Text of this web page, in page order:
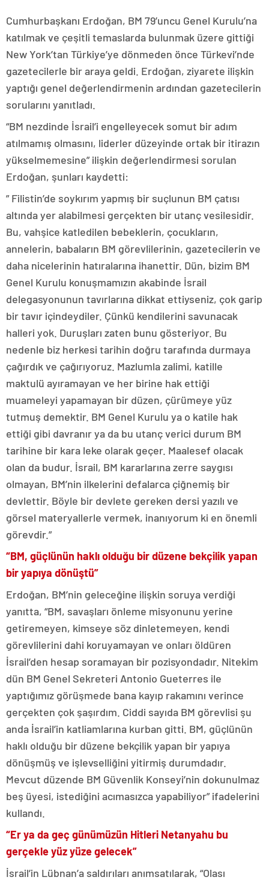
Cumhurbaşkanı Erdoğan, BM 79’uncu Genel Kurulu’na
katılmak ve çeşitli temaslarda bulunmak üzere gittiği
New York’tan Türkiye’ye dönmeden önce Türkevi’nde
gazetecilerle bir araya geldi. Erdoğan, ziyarete ilişkin
yaptığı genel değerlendirmenin ardından gazetecilerin
sorularını yanıtladı.
“BM nezdinde İsrail’i engelleyecek somut bir adım
atılmamış olmasını, liderler düzeyinde ortak bir itirazın
yükselmemesine” ilişkin değerlendirmesi sorulan
Erdoğan, şunları kaydetti:
” Filistin’de soykırım yapmış bir suçlunun BM çatısı
altında yer alabilmesi gerçekten bir utanç vesilesidir.
Bu, vahşice katledilen bebeklerin, çocukların,
annelerin, babaların BM görevlilerinin, gazetecilerin ve
daha nicelerinin hatıralarına ihanettir. Dün, bizim BM
Genel Kurulu konuşmamızın akabinde İsrail
delegasyonunun tavırlarına dikkat ettiyseniz, çok garip
bir tavır içindeydiler. Çünkü kendilerini savunacak
halleri yok. Duruşları zaten bunu gösteriyor. Bu
nedenle biz herkesi tarihin doğru tarafında durmaya
çağırdık ve çağırıyoruz. Mazlumla zalimi, katille
maktulü ayıramayan ve her birine hak ettiği
muameleyi yapamayan bir düzen, çürümeye yüz
tutmuş demektir. BM Genel Kurulu ya o katile hak
ettiği gibi davranır ya da bu utanç verici durum BM
tarihine bir kara leke olarak geçer. Maalesef olacak
olan da budur. İsrail, BM kararlarına zerre saygısı
olmayan, BM’nin ilkelerini defalarca çiğnemiş bir
devlettir. Böyle bir devlete gereken dersi yazılı ve
görsel materyallerle vermek, inanıyorum ki en önemli
görevdir.”
“BM, güçlünün haklı olduğu bir düzene bekçilik yapan
bir yapıya dönüştü”
Erdoğan, BM’nin geleceğine ilişkin soruya verdiği
yanıtta, “BM, savaşları önleme misyonunu yerine
getiremeyen, kimseye söz dinletemeyen, kendi
görevlilerini dahi koruyamayan ve onları öldüren
İsrail’den hesap soramayan bir pozisyondadır. Nitekim
dün BM Genel Sekreteri Antonio Gueterres ile
yaptığımız görüşmede bana kayıp rakamını verince
gerçekten çok şaşırdım. Ciddi sayıda BM görevlisi şu
anda İsrail’in katliamlarına kurban gitti. BM, güçlünün
haklı olduğu bir düzene bekçilik yapan bir yapıya
dönüşmüş ve işlevselliğini yitirmiş durumdadır.
Mevcut düzende BM Güvenlik Konseyi’nin dokunulmaz
beş üyesi, istediğini acımasızca yapabiliyor” ifadelerini
kullandı.
“Er ya da geç günümüzün Hitleri Netanyahu bu
gerçekle yüz yüze gelecek”
İsrail’in Lübnan’a saldırıları anımsatılarak, “Olası